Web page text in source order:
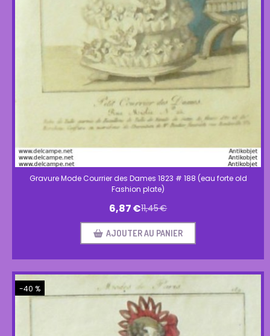
Gravure Mode Courrier des Dames 1823 # 188 (eau forte old
Fashion plate)
6,87€11,45€
AJOUTER AU PANIER
-40 %